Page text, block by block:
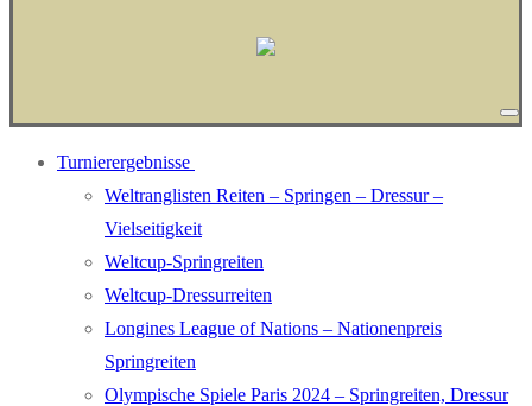
Turnierergebnisse
Weltranglisten Reiten – Springen – Dressur –
Vielseitigkeit
Weltcup-Springreiten
Weltcup-Dressurreiten
Longines League of Nations – Nationenpreis
Springreiten
Olympische Spiele Paris 2024 – Springreiten, Dressur